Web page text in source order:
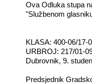
Ova Odluka stupa
"Službenom
KLASA: 400-06/17-
URBROJ: 217/01-
Dubrovnik, 9.
Predsjednik